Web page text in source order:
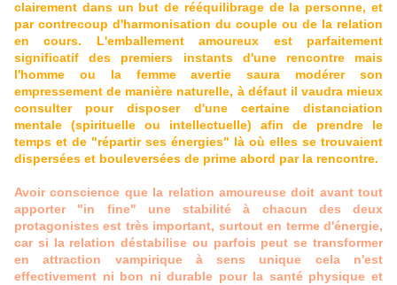
clairement dans un but de rééquilibrage de la personne, et
par contrecoup d'harmonisation du couple ou de la relation
en cours. L'emballement amoureux est parfaitement
significatif des premiers instants d'une rencontre mais
l'homme ou la femme avertie saura modérer son
empressement de manière naturelle, à défaut il vaudra mieux
consulter pour disposer d'une certaine distanciation
mentale (spirituelle ou intellectuelle) afin de prendre le
temps et de "répartir ses énergies" là où elles se trouvaient
dispersées et bouleversées de prime abord par la rencontre.
Avoir conscience que la relation amoureuse doit avant tout
apporter "in fine" une stabilité à chacun des deux
protagonistes est très important, surtout en terme d'énergie,
car si la relation déstabilise ou parfois peut se transformer
en attraction vampirique à sens unique cela n'est
effectivement ni bon ni durable pour la santé physique et